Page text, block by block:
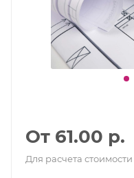
От 61.00 р.
Для расчета